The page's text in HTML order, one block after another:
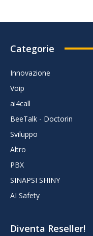
Categorie
Innovazione
Voip
ai4call
BeeTalk - Doctorin
Sviluppo
Altro
PBX
SINAPSI SHINY
AI Safety
Diventa Reseller!